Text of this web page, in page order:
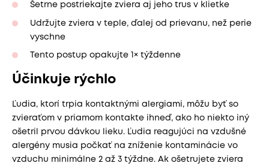
Šetrne postriekajte zviera aj jeho trus v klietke
Udržujte zviera v teple, ďalej od prievanu, než perie
vyschne
Tento postup opakujte 1× týždenne
Účinkuje rýchlo
Ľudia, ktorí trpia kontaktnými alergiami, môžu byť so
zvieraťom v priamom kontakte ihneď, ako ho niekto iný
ošetril prvou dávkou lieku. Ľudia reagujúci na vzdušné
alergény musia počkať na zníženie kontaminácie vo
vzduchu minimálne 2 až 3 týždne. Ak ošetrujete zviera